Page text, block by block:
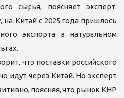
сырья, поясняет эксперт.
на Китай с 2025 года пришлось
экспорта в натуральном
что поставки российского
идут через Китай. Но эксперт
поясняя, что рынок КНР